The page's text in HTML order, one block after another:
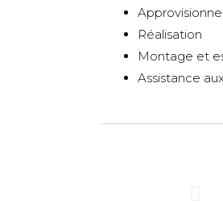
Réalisation
Montage et
Assistance